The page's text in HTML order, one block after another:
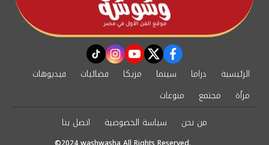
facebook
twitter
youtube
instagram
tiktok
الرئيسية دراما سينما مزيكا فضائيات
فيديوهات
مرأة
مجتمع
منوعات
من نحن
سياسة الخصوصية اتصل بنا